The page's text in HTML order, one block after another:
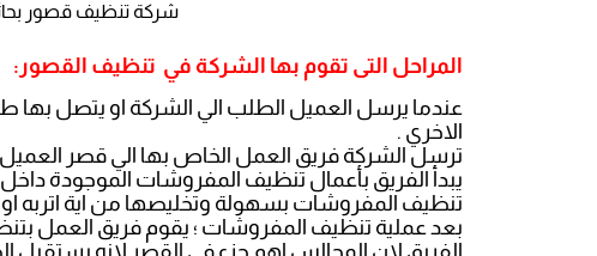
شركة تنظيف قصور
المراحل التى تقوم بها الشركة في تنظيف القصور:
عندما يرسل العميل الطلب الي الشركة او يتصل بها
الاخري .
ترسل الشركة فريق العمل الخاص بها الي قصر العميل
يبدأ الفريق بأعمال تنظيف المفروشات الموجودة
تنظيف المفروشات بسهولة وتخليصها من اية اتربه
بعد عملية تنظيف المفروشات ؛ يقوم فريق العمل
الفريق لان المجالس اهم جزء في القصر لانه